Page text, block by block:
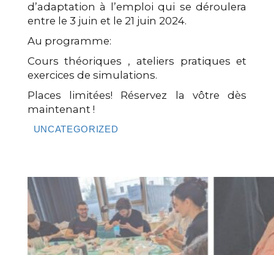
d’adaptation à l’emploi qui se déroulera
entre le 3 juin et le 21 juin 2024.
Au programme:
Cours théoriques , ateliers pratiques et
exercices de simulations.
Places limitées! Réservez la vôtre dès
maintenant !
UNCATEGORIZED